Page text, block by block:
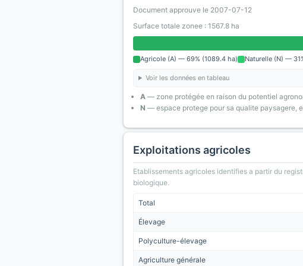
Document approuve le 2007-07-12
Surface totale zonee : 1567.8 ha
Agricole (A) — 69% (1089.4 ha) Naturelle (N) —
Voir les données en tableau
A — zone protégée en raison du potentiel
N — espace protege pour sa qualite paysagere,
Exploitations agricoles
Etablissements agricoles identifies a partir du
biologique.
Total
Élevage
Polyculture-élevage
Agriculture générale